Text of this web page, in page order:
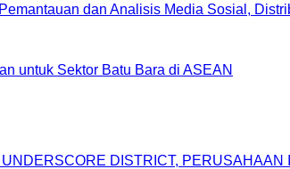
dan Analisis Media Sosial,
untuk Sektor Batu Bara di ASEAN
DISTRICT,